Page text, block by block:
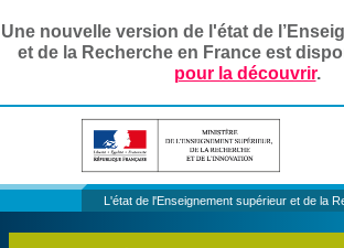
Une nouvelle version de l'état de
et de la Recherche en France est
pour la découvrir.
L'état de l'Enseignement supérieur et de la